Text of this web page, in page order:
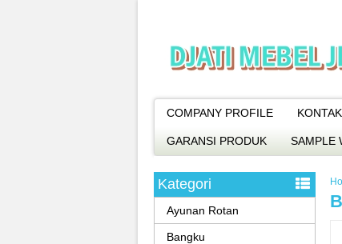
COMPANY PROFILE
GARANSI PRODUK SAMPLE
Kategori
Ayunan Rotan
Bangku